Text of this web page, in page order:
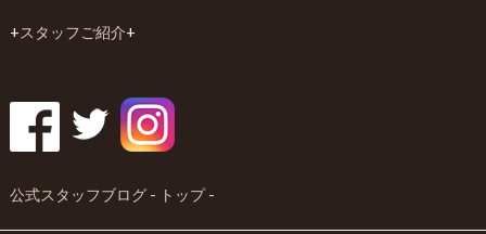
+スタッフご紹介+
公式スタッフブログ - トップ -